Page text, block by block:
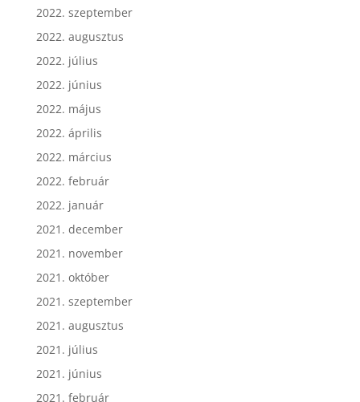
2022. szeptember
2022. augusztus
2022. július
2022. június
2022. május
2022. április
2022. március
2022. február
2022. január
2021. december
2021. november
2021. október
2021. szeptember
2021. augusztus
2021. július
2021. június
2021. február